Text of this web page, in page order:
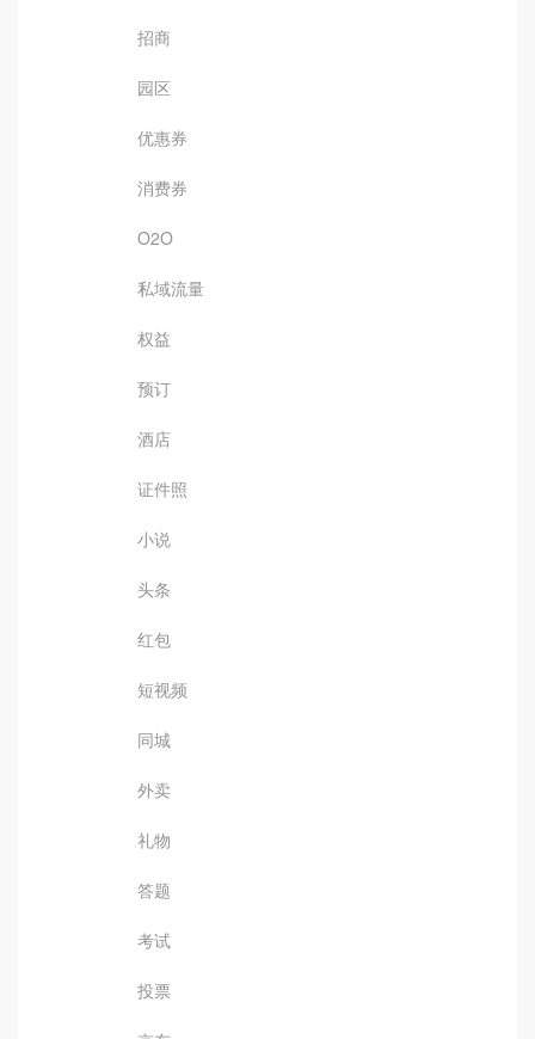
招商
园区
优惠券
消费券
O2O
私域流量
权益
预订
酒店
证件照
小说
头条
红包
短视频
同城
外卖
礼物
答题
考试
投票